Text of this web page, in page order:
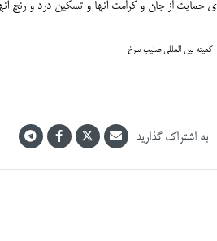
از جان و کرامت آنها و تسکین درد و رنج
کمیته بین المللی صلیب سرخ
به اشتراک گذارید